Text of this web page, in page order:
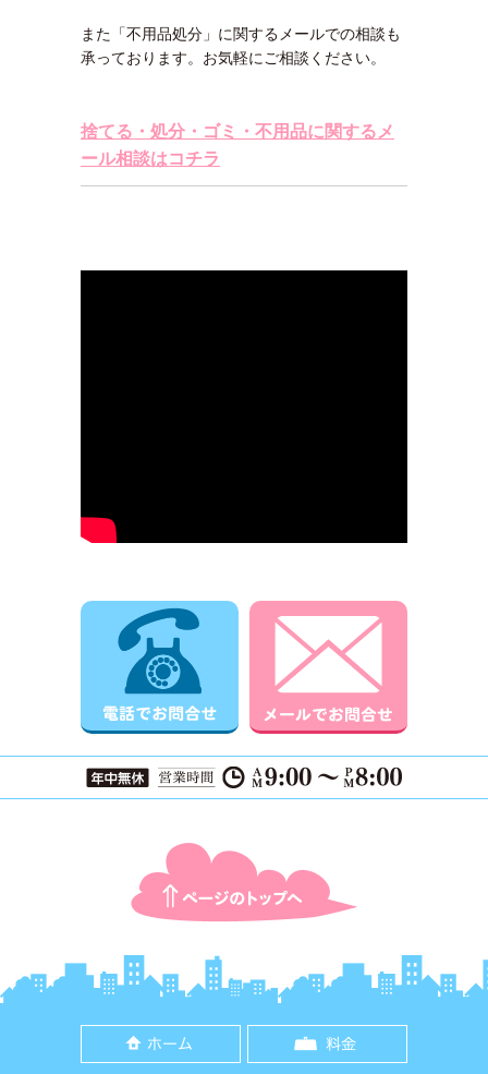
また「不用品処分」に関するメールでの相談も
承っております。お気軽にご相談ください。
捨てる・処分・ゴミ・不用品に関するメ
ール相談はコチラ
電話でお問合せ